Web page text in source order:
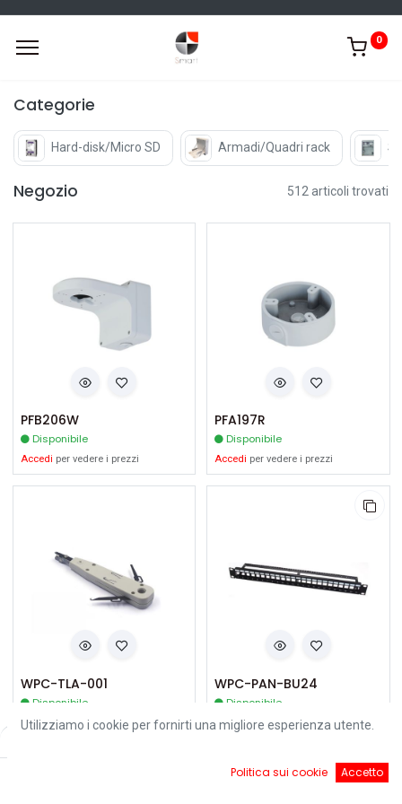
0
Categorie
Hard-disk/Micro SD Armadi/Quadri rack
Negozio 512 articoli trovati
PFB206W
Disponibile
Accedi per vedere i prezzi
PFA197R
Disponibile
Accedi per vedere i prezzi
WPC-TLA-001
Disponibile
Accediper vedere i prezzi
WPC-PAN-BU24
Disponibile
Accediper vedere i prezzi
Utilizziamo i cookie per fornirti una migliore esperienza utente.
Politica sui cookie Accetto